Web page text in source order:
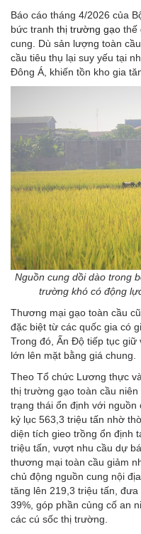
Báo cáo tháng 4/2026 của
bức tranh thị trường gạo thế
cung. Dù sản lượng toàn
cầu tiêu thụ lại suy yếu tại
Đông Á, khiến tồn kho gia
Nguồn cung dồi dào trong
trường khó có động
Thương mại gạo toàn cầu
đặc biệt từ các quốc gia có
Trong đó, Ấn Độ tiếp tục
lớn lên mặt bằng giá chung.
Theo Tổ chức Lương thực
thị trường gạo toàn cầu
trạng thái ổn định với
kỷ lục 563,3 triệu tấn nhờ
diện tích gieo trồng ổn định
triệu tấn, vượt nhu cầu dự
thương mại toàn cầu giảm
chủ động nguồn cung nội
tăng lên 219,3 triệu tấn,
39%, góp phần củng cố an
các cú sốc thị trường.